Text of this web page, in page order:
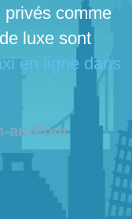
privés comme
luxe sont
en ligne dans
au-Pont